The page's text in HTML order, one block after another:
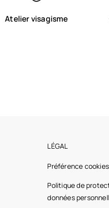
Atelier visagisme
LÉGAL
Préférence cookies
Politique de
données